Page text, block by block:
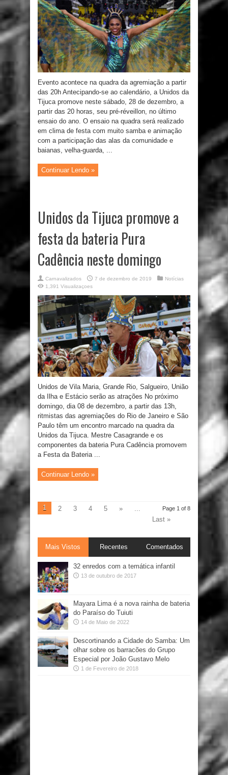
Evento acontece na quadra da agremiação a partir
das 20h Antecipando-se ao calendário, a Unidos da
Tijuca promove neste sábado, 28 de dezembro, a
partir das 20 horas, seu pré-réveillon, no último
ensaio do ano. O ensaio na quadra será realizado
em clima de festa com muito samba e animação
com a participação das alas da comunidade e
baianas, velha-guarda, ...
Continuar Lendo »
Unidos da Tijuca promove a
festa da bateria Pura
Cadência neste domingo
Carnavalizados 7 de dezembro de 2019
Notícias
1,391 Visualizaçoes
Unidos de Vila Maria, Grande Rio, Salgueiro, União
da Ilha e Estácio serão as atrações No próximo
domingo, dia 08 de dezembro, a partir das 13h,
ritmistas das agremiações do Rio de Janeiro e São
Paulo têm um encontro marcado na quadra da
Unidos da Tijuca. Mestre Casagrande e os
componentes da bateria Pura Cadência promovem
a Festa da Bateria ...
Continuar Lendo »
Page 1 of 8
1 2 3 4 5 »
...
Last »
Mais Vistos Recentes Comentados
32 enredos com a temática infantil
13 de outubro de 2017
Mayara Lima é a nova rainha de bateria
do Paraíso do Tuiuti
14 de Maio de 2022
Descortinando a Cidade do Samba: Um
olhar sobre os barracões do Grupo
Especial por João Gustavo Melo
1 de Fevereiro de 2018